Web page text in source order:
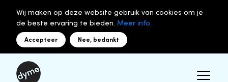
Wij maken op deze website gebruik van cookies om je
de beste ervaring te bieden. Meer info.
Accepteer Nee, bedankt